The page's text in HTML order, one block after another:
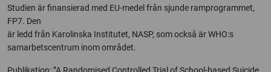
Studien är finansierad med EU-medel från sjunde ramprogrammet,
FP7. Den
är ledd från Karolinska Institutet, NASP, som också är WHO:s
samarbetscentrum inom området.